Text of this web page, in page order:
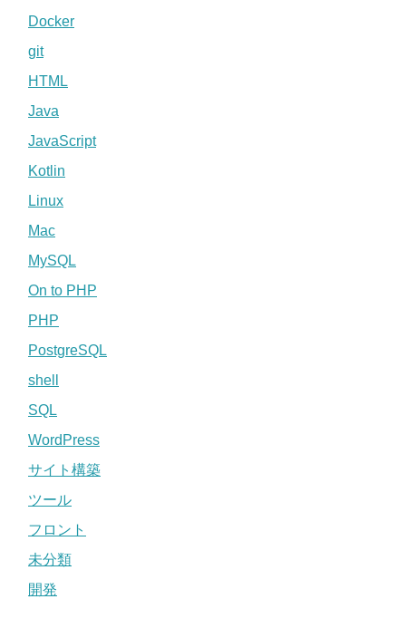
Docker
git
HTML
Java
JavaScript
Kotlin
Linux
Mac
MySQL
On to PHP
PHP
PostgreSQL
shell
SQL
WordPress
サイト構築
ツール
フロント
未分類
開発